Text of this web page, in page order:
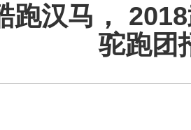
跑汉马，
驼跑团